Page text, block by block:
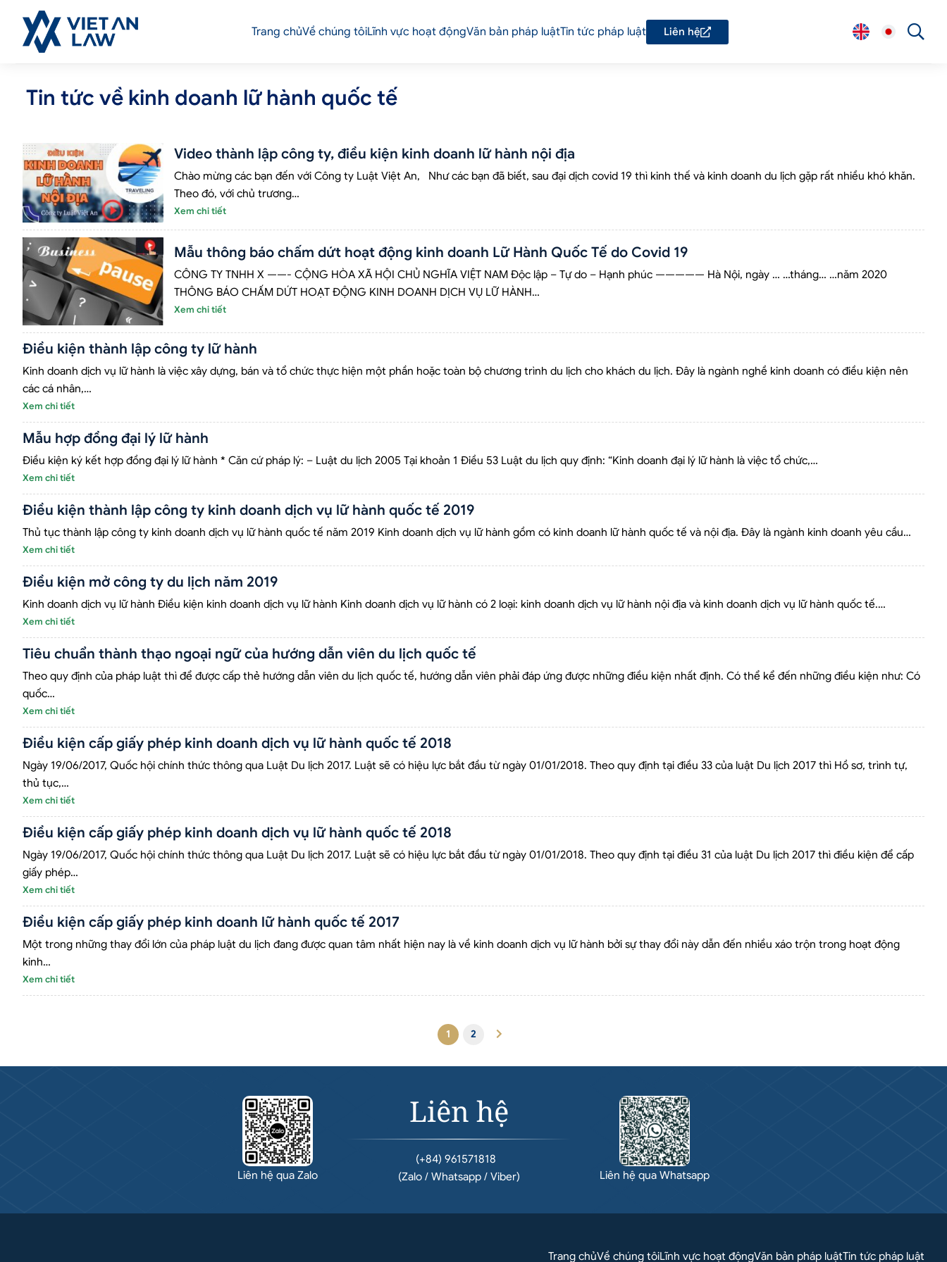
Trang chủVề chúng tôiLĩnh vực hoạt độngVăn bản pháp luậtTin tức pháp luật Liên hệ
Tin tức về kinh doanh lữ hành quốc tế
Video thành lập công ty, điều kiện kinh doanh lữ hành nội địa
Chào mừng các bạn đến với Công ty Luật Việt An, Như các bạn đã biết, sau đại dịch covid 19 thì kinh thế và kinh doanh du lịch gặp rất nhiều khó khăn.
Theo đó, với chủ trương…
Xem chi tiết
Mẫu thông báo chấm dứt hoạt động kinh doanh Lữ Hành Quốc Tế do Covid 19
CÔNG TY TNHH X ——- CỘNG HÒA XÃ HỘI CHỦ NGHĨA VIỆT NAM Độc lập – Tự do – Hạnh phúc ————— Hà Nội, ngày … …tháng… …năm 2020
THÔNG BÁO CHẤM DỨT HOẠT ĐỘNG KINH DOANH DỊCH VỤ LỮ HÀNH…
Xem chi tiết
Điều kiện thành lập công ty lữ hành
Kinh doanh dịch vụ lữ hành là việc xây dựng, bán và tổ chức thực hiện một phần hoặc toàn bộ chương trình du lịch cho khách du lịch. Đây là ngành nghề kinh doanh có điều kiện nên
các cá nhân,…
Xem chi tiết
Mẫu hợp đồng đại lý lữ hành
Điều kiện ký kết hợp đồng đại lý lữ hành * Căn cứ pháp lý: – Luật du lịch 2005 Tại khoản 1 Điều 53 Luật du lịch quy định: “Kinh doanh đại lý lữ hành là việc tổ chức,…
Xem chi tiết
Điều kiện thành lập công ty kinh doanh dịch vụ lữ hành quốc tế 2019
Thủ tục thành lập công ty kinh doanh dịch vụ lữ hành quốc tế năm 2019 Kinh doanh dịch vụ lữ hành gồm có kinh doanh lữ hành quốc tế và nội địa. Đây là ngành kinh doanh yêu cầu…
Xem chi tiết
Điều kiện mở công ty du lịch năm 2019
Kinh doanh dịch vụ lữ hành Điều kiện kinh doanh dịch vụ lữ hành Kinh doanh dịch vụ lữ hành có 2 loại: kinh doanh dịch vụ lữ hành nội địa và kinh doanh dịch vụ lữ hành quốc tế.…
Xem chi tiết
Tiêu chuẩn thành thạo ngoại ngữ của hướng dẫn viên du lịch quốc tế
Theo quy định của pháp luật thì để được cấp thẻ hướng dẫn viên du lịch quốc tế, hướng dẫn viên phải đáp ứng được những điều kiện nhất định. Có thể kể đến những điều kiện như: Có
quốc…
Xem chi tiết
Điều kiện cấp giấy phép kinh doanh dịch vụ lữ hành quốc tế 2018
Ngày 19/06/2017, Quốc hội chính thức thông qua Luật Du lịch 2017. Luật sẽ có hiệu lực bắt đầu từ ngày 01/01/2018. Theo quy định tại điều 33 của luật Du lịch 2017 thì Hồ sơ, trình tự,
thủ tục,…
Xem chi tiết
Điều kiện cấp giấy phép kinh doanh dịch vụ lữ hành quốc tế 2018
Ngày 19/06/2017, Quốc hội chính thức thông qua Luật Du lịch 2017. Luật sẽ có hiệu lực bắt đầu từ ngày 01/01/2018. Theo quy định tại điều 31 của luật Du lịch 2017 thì điều kiện để cấp
giấy phép…
Xem chi tiết
Điều kiện cấp giấy phép kinh doanh lữ hành quốc tế 2017
Một trong những thay đổi lớn của pháp luật du lịch đang được quan tâm nhất hiện nay là về kinh doanh dịch vụ lữ hành bởi sự thay đổi này dẫn đến nhiều xáo trộn trong hoạt động
kinh…
Xem chi tiết
1 2
Liên hệ qua Zalo
Liên hệ
(+84) 961571818
(Zalo / Whatsapp / Viber)
Liên hệ qua Whatsapp
Trang chủVề chúng tôiLĩnh vực hoạt độngVăn bản pháp luậtTin tức pháp luật